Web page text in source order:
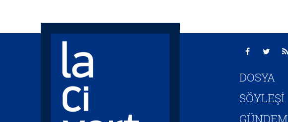
DOSYA
SÖYLEŞİ
GÜNDEM